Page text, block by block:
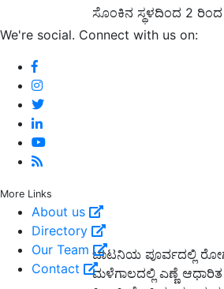
We're social. Connect with us on:
More Links
About us
Directory
Our Team
Contact
ಸೊಂಕಿನ ಸ್ಥಳದಿಂದ 2
ಚಾಟನಿಯ ಪೂರ್ವದಲ್ಲಿ ರೋಗ
ಮಳೆಗಾಲದಲ್ಲಿ ಎಣ್ಣೆ ಆಧಾರಿತ